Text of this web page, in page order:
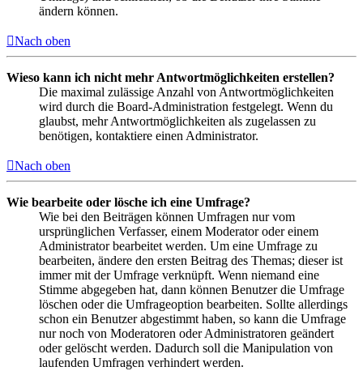
ändern können.
Nach oben
Wieso kann ich nicht mehr Antwortmöglichkeiten erstellen?
Die maximal zulässige Anzahl von Antwortmöglichkeiten
wird durch die Board-Administration festgelegt. Wenn du
glaubst, mehr Antwortmöglichkeiten als zugelassen zu
benötigen, kontaktiere einen Administrator.
Nach oben
Wie bearbeite oder lösche ich eine Umfrage?
Wie bei den Beiträgen können Umfragen nur vom
ursprünglichen Verfasser, einem Moderator oder einem
Administrator bearbeitet werden. Um eine Umfrage zu
bearbeiten, ändere den ersten Beitrag des Themas; dieser ist
immer mit der Umfrage verknüpft. Wenn niemand eine
Stimme abgegeben hat, dann können Benutzer die Umfrage
löschen oder die Umfrageoption bearbeiten. Sollte allerdings
schon ein Benutzer abgestimmt haben, so kann die Umfrage
nur noch von Moderatoren oder Administratoren geändert
oder gelöscht werden. Dadurch soll die Manipulation von
laufenden Umfragen verhindert werden.